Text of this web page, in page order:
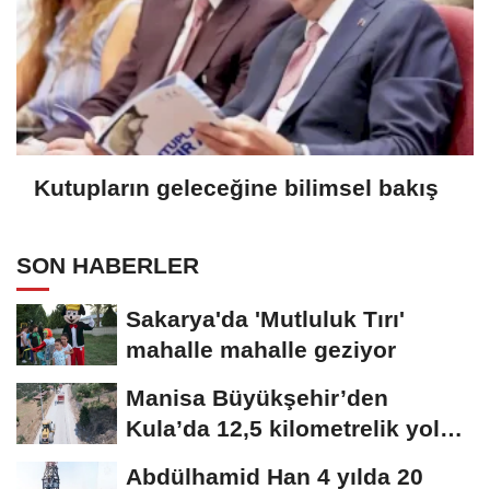
Kutupların geleceğine bilimsel bakış
SON HABERLER
Sakarya'da 'Mutluluk Tırı'
mahalle mahalle geziyor
Manisa Büyükşehir’den
Kula’da 12,5 kilometrelik yol
Abdülhamid Han 4 yılda 20